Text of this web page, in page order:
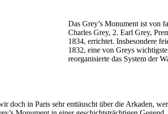
Das Grey’s Monument ist von
Charles Grey, 2. Earl Grey,
1834, errichtet. Insbesondere
1832, eine von Greys
reorganisierte das System der
doch in Paris sehr enttäuscht über die Arkaden,